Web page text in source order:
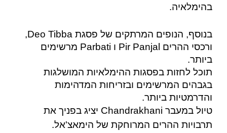
בהימלאיה.
בנוסף, הנופים המרתקים של פסגת Deo Tibba,
ורכסי ההרים Pir Panjal ו Parbati מרשימים
ביותר.
תוכל לחזות בפסגות ההימלאיות המושלגות
בגבהים המרשימים ובזריחות המדהימות
והדרמטיות ביותר.
טיול במעבר Chandrakhani יציג בפניך את
תרבויות ההרים המרוחקת של הימאצ'אל.